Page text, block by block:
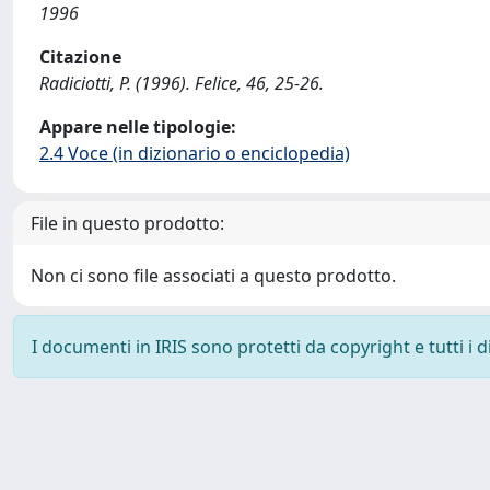
1996
Citazione
Radiciotti, P. (1996). Felice, 46, 25-26.
Appare nelle tipologie:
2.4 Voce (in dizionario o enciclopedia)
File in questo prodotto:
Non ci sono file associati a questo prodotto.
I documenti in IRIS sono protetti da copyright e tutti i